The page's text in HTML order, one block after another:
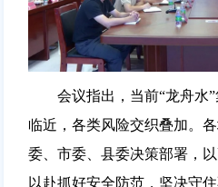
会议指出，当前“龙舟水
临近，各类风险交织叠加。
委、市委、县委决策部署，
以赴抓好安全防范，坚决守